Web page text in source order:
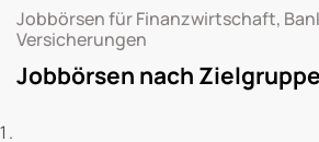
Jobbörsen für Finanzwirtschaft,
Versicherungen
Jobbörsen nach